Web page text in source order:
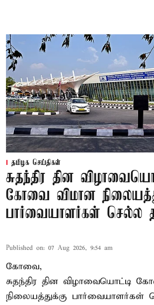
தமிழக செய்திகள்
சுதந்திர தின
கோவை விமான
பார்வையாளர்கள் செல்ல
Published on: 07 Aug 2026, 9:54 am
கோவை,
சுதந்திர தின விழாவையொட்டி
நிலையத்துக்கு